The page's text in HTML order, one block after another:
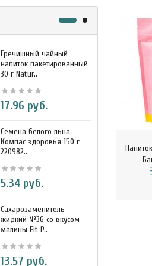
Гречишный чайный
напиток пакетированный
30 г Natur..
17.96 руб.
Семена белого льна
Компас здоровья 150 г
220982..
5.34 руб.
Сахарозаменитель
жидкий №36 со вкусом
малины Fit P..
13.57 руб.